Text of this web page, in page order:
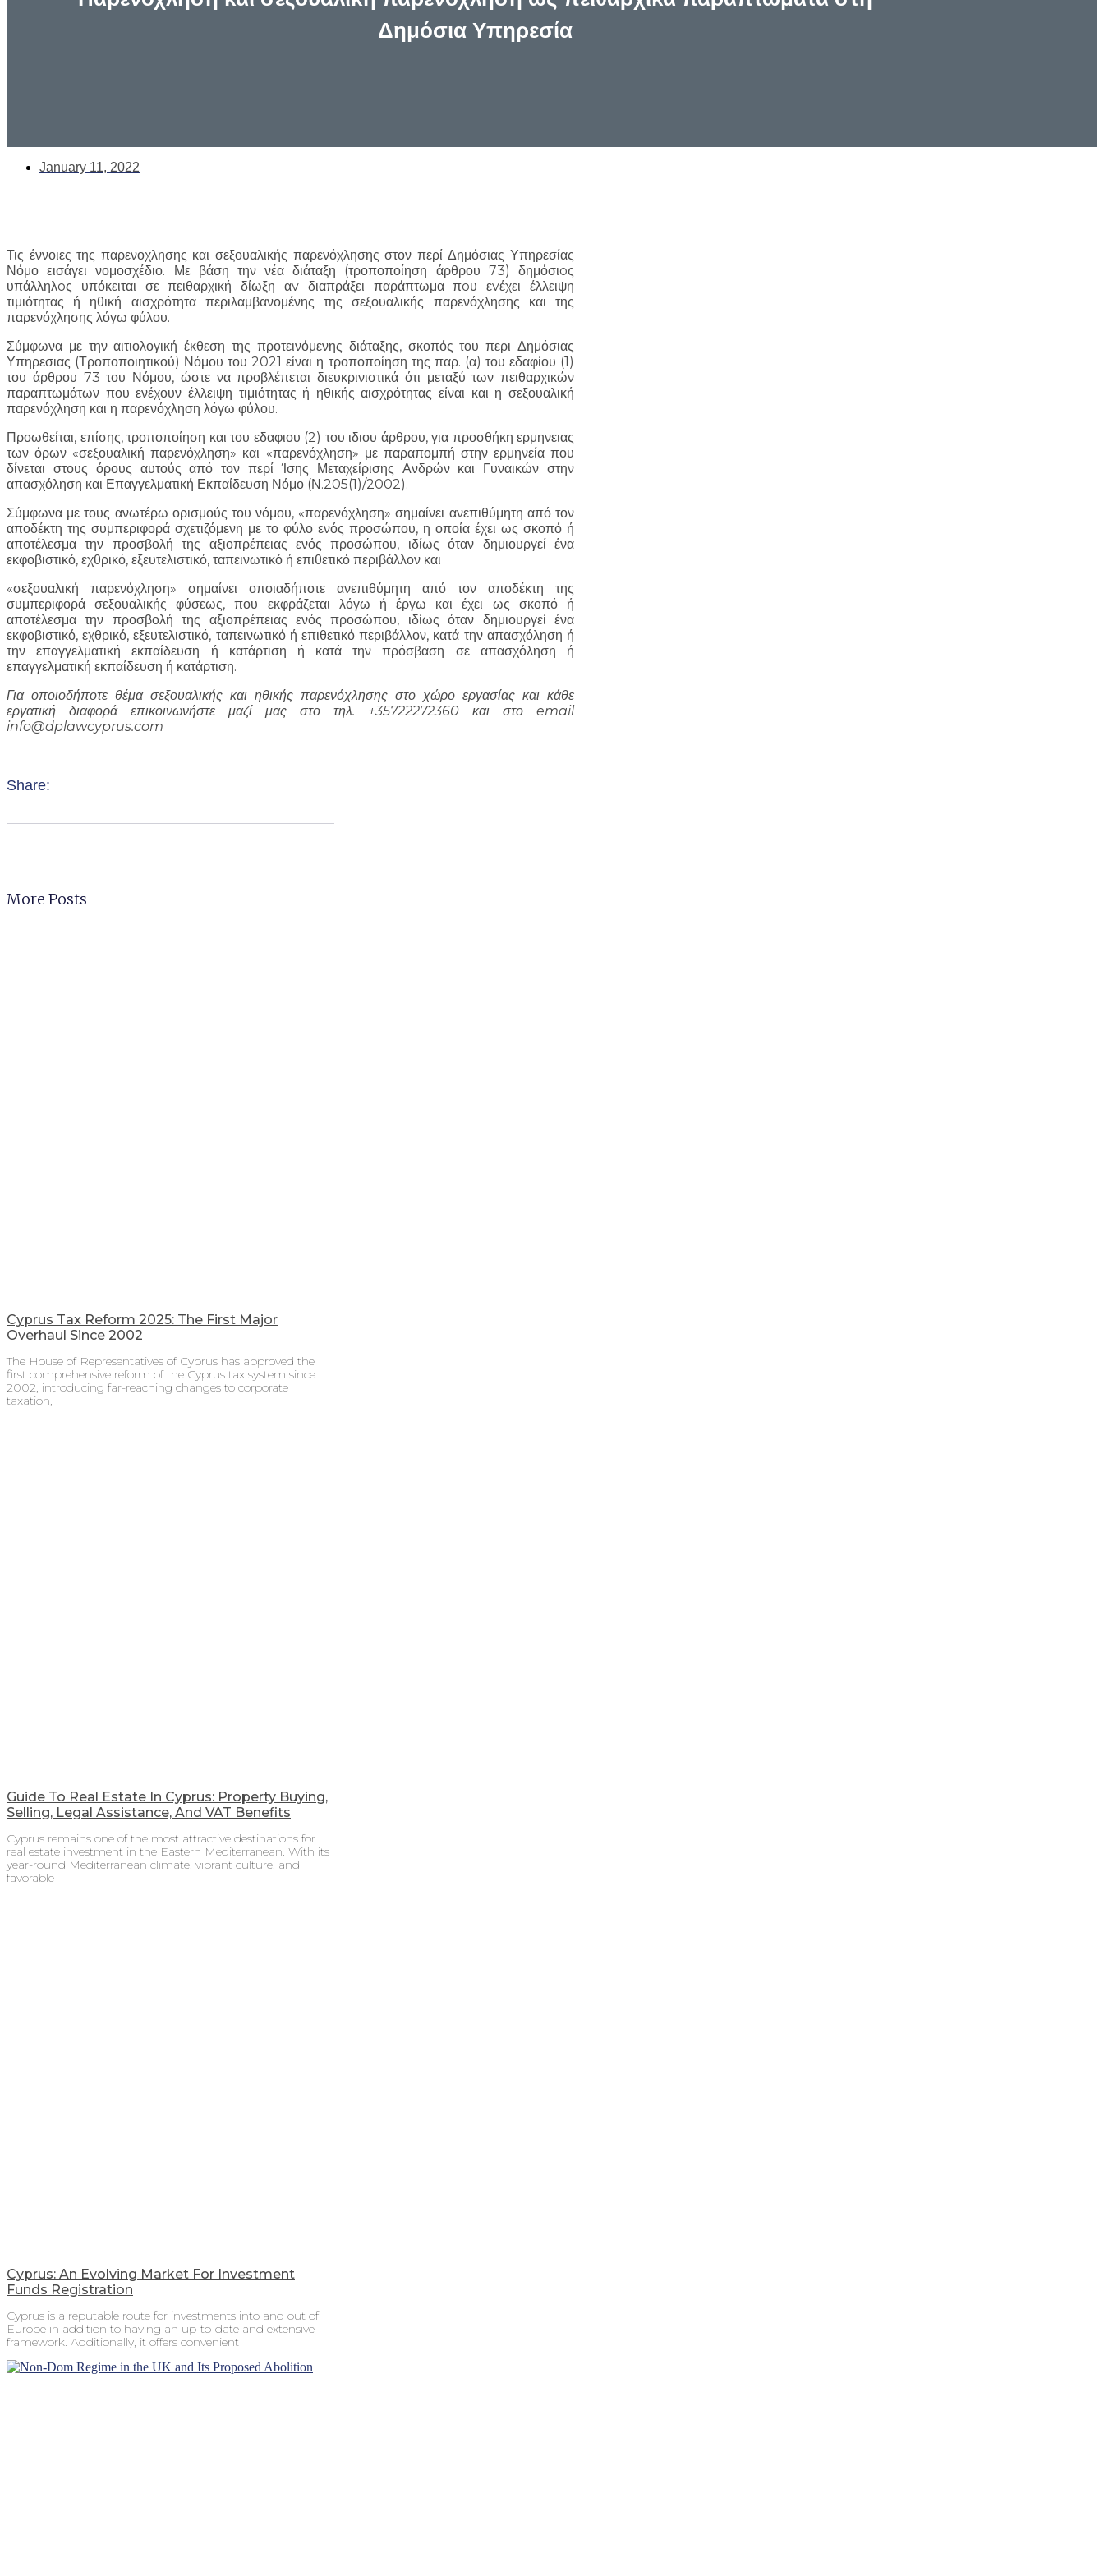
Δημόσια Υπηρεσία
January 11, 2022
Τις έννοιες της παρενοχλησης και σεξουαλικής παρενόχλησης στον περί Δημόσιας Υπηρεσίας
Νόμο εισάγει νομοσχέδιο. Με βάση την νέα διάταξη (τροποποίηση άρθρου 73) δημόσιoς
υπάλληλoς υπόκειται σε πειθαρχική δίωξη αv διαπράξει παράπτωμα πoυ εvέχει έλλειψη
τιμιότητας ή ηθική αισχρότητα περιλαμβανομένης της σεξουαλικής παρενόχλησης και της
παρενόχλησης λόγω φύλου.
Σύμφωνα με την αιτιολογική έκθεση της προτεινόμενης διάταξης, σκοπός του περι Δημόσιας
Υπηρεσιας (Τροποποιητικού) Νόμου του 2021 είναι η τροποποίηση της παρ. (α) του εδαφίου (1)
του άρθρου 73 του Νόμου, ώστε να προβλέπεται διευκρινιστικά ότι μεταξύ των πειθαρχικών
παραπτωμάτων που ενέχουν έλλειψη τιμιότητας ή ηθικής αισχρότητας είναι και η σεξουαλική
παρενόχληση και η παρενόχληση λόγω φύλου.
Προωθείται, επίσης, τροποποίηση και του εδαφιου (2) του ιδιου άρθρου, για προσθήκη ερμηνειας
των όρων «σεξουαλική παρενόχληση» και «παρενόχληση» με παραπομπή στην ερμηνεία που
δίνεται στους όρους αυτούς από τον περί Ίσης Μεταχείρισης Ανδρών και Γυναικών στην
απασχόληση και Επαγγελματική Εκπαίδευση Νόμο (Ν.205(1)/2002).
Σύμφωνα με τους ανωτέρω ορισμούς του νόμου, «παρενόχληση» σημαίνει ανεπιθύμητη από τον
αποδέκτη της συμπεριφορά σχετιζόμενη με το φύλο ενός προσώπου, η οποία έχει ως σκοπό ή
αποτέλεσμα την προσβολή της αξιοπρέπειας ενός προσώπου, ιδίως όταν δημιουργεί ένα
εκφοβιστικό, εχθρικό, εξευτελιστικό, ταπεινωτικό ή επιθετικό περιβάλλον και
«σεξουαλική παρενόχληση» σημαίνει οποιαδήποτε ανεπιθύμητη από τον αποδέκτη της
συμπεριφορά σεξουαλικής φύσεως, που εκφράζεται λόγω ή έργω και έχει ως σκοπό ή
αποτέλεσμα την προσβολή της αξιοπρέπειας ενός προσώπου, ιδίως όταν δημιουργεί ένα
εκφοβιστικό, εχθρικό, εξευτελιστικό, ταπεινωτικό ή επιθετικό περιβάλλον, κατά την απασχόληση ή
την επαγγελματική εκπαίδευση ή κατάρτιση ή κατά την πρόσβαση σε απασχόληση ή
επαγγελματική εκπαίδευση ή κατάρτιση.
Για οποιοδήποτε θέμα σεξουαλικής και ηθικής παρενόχλησης στο χώρο εργασίας και κάθε
εργατική διαφορά επικοινωνήστε μαζί μας στο τηλ. +35722272360 και στο email
info@dplawcyprus.com
Share:
More Posts
Cyprus Tax Reform 2025: The First Major
Overhaul Since 2002
The House of Representatives of Cyprus has approved the
first comprehensive reform of the Cyprus tax system since
2002, introducing far-reaching changes to corporate
taxation,
Guide To Real Estate In Cyprus: Property Buying,
Selling, Legal Assistance, And VAT Benefits
Cyprus remains one of the most attractive destinations for
real estate investment in the Eastern Mediterranean. With its
year-round Mediterranean climate, vibrant culture, and
favorable
Cyprus: An Evolving Market For Investment
Funds Registration
Cyprus is a reputable route for investments into and out of
Europe in addition to having an up-to-date and extensive
framework. Additionally, it offers convenient